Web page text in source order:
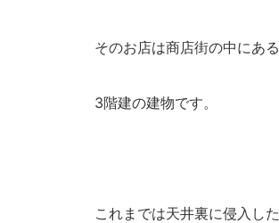
そのお店は商店街の中にある
3階建の建物です。
これまでは天井裏に侵入した